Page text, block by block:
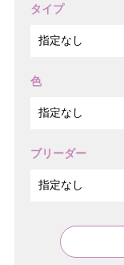
タイプ
色
ブリーダー